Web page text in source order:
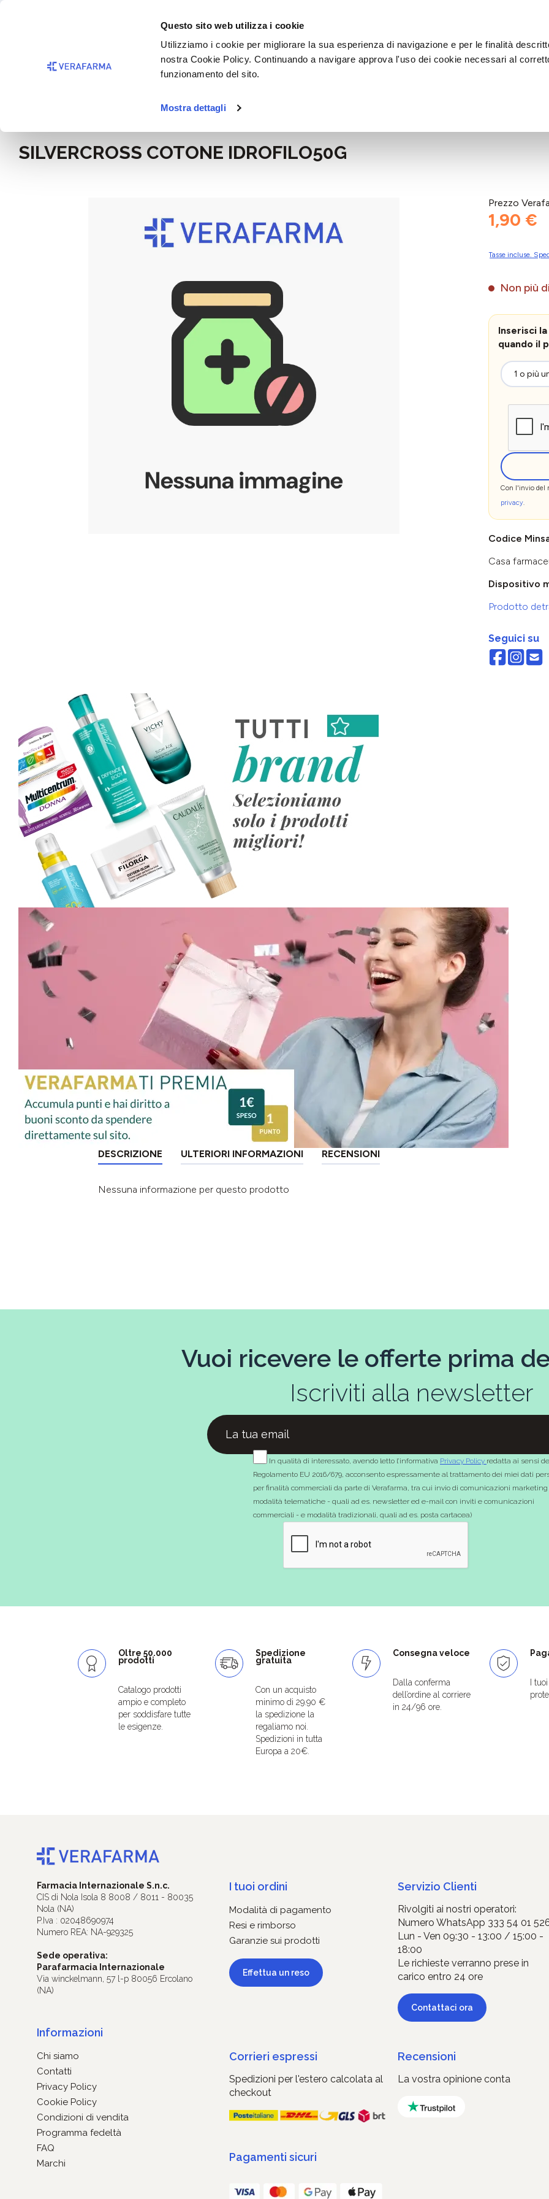
Questo sito web utilizza i cookie
Utilizziamo i cookie per migliorare la sua esperienza di navigazione e per le finalità
nostra Cookie Policy. Continuando a navigare approva l'uso dei cookie necessari al
funzionamento del sito.
Mostra dettagli
Passa alla navigazione principale
SILVERCROSS COTONE IDROFILO50G
Prezzo
1,90 €
Tasse incluse.
Non più
Inserisci
quando il
Con l'invio del
privacy.
Codice
Casa
Dispositivo
Prodotto
Seguici su
DESCRIZIONE ULTERIORI INFORMAZIONI RECENSIONI
Nessuna informazione per questo prodotto
Vuoi ricevere le offerte prima
Iscriviti alla newsletter
In qualità di interessato, avendo letto l’informativa Privacy Policy redatta ai sensi
Regolamento EU 2016/679, acconsento espressamente al trattamento dei miei dati
per finalità commerciali da parte di Verafarma, tra cui invio di comunicazioni marketing
modalità telematiche - quali ad es. newsletter ed e-mail con inviti e comunicazioni
commerciali - e modalità tradizionali, quali ad es. posta cartacea)
Oltre 50.000
prodotti
Catalogo prodotti
ampio e completo
per soddisfare tutte
le esigenze.
Spedizione
gratuita
Con un acquisto
minimo di 29.90 €
la spedizione la
regaliamo noi.
Spedizioni in tutta
Europa a 20€.
Consegna veloce
Dalla conferma
dell’ordine al corriere
in 24/96 ore.
I
Farmacia Internazionale S.n.c.
CIS di Nola Isola 8 8008 / 8011 - 80035
Nola (NA)
P.Iva : 02048690974
Numero REA: NA-929325
Sede operativa:
Parafarmacia Internazionale
Via winckelmann, 57 l-p 80056 Ercolano
(NA)
Informazioni
Chi siamo
Contatti
Privacy Policy
Cookie Policy
Condizioni di vendita
Programma fedeltà
FAQ
Marchi
I tuoi ordini
Modalità di pagamento
Resi e rimborso
Garanzie sui prodotti
Effettua un reso
Servizio Clienti
Rivolgiti ai nostri operatori:
Numero WhatsApp 333 54 01
Lun - Ven 09:30 - 13:00 / 15:00 -
18:00
Le richieste verranno prese in
carico entro 24 ore
Contattaci ora
Corrieri espressi
Spedizioni per l'estero calcolata al
checkout
Recensioni
La vostra opinione conta
Pagamenti sicuri